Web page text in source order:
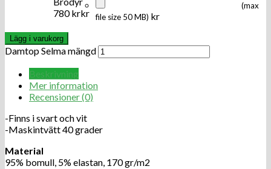
780 krkr
(max
file size 50 MB) kr
Lägg i varukorg
Damtop Selma mängd
Beskrivning
Mer information
Recensioner (0)
-Finns i svart och vit
-Maskintvätt 40 grader
Material
95% bomull, 5% elastan, 170 gr/m2